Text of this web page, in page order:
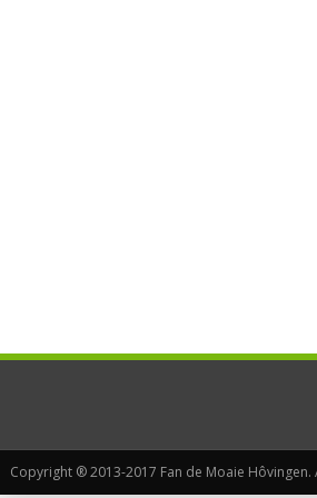
Copyright ® 2013-2017 Fan de Moaie Hôvingen.